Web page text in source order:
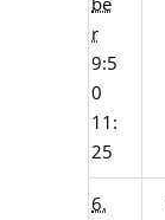
r
9:5
0
11:
25
6.